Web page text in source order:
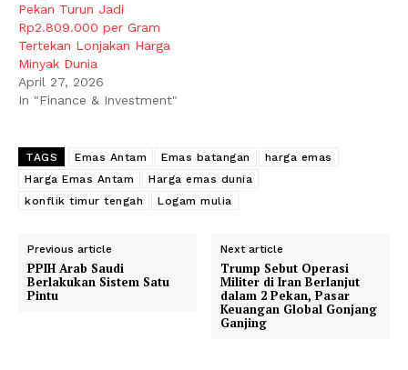
Pekan Turun Jadi
Rp2.809.000 per Gram
Tertekan Lonjakan Harga
Minyak Dunia
April 27, 2026
In "Finance & Investment"
TAGS Emas Antam Emas batangan
harga emas
Harga Emas Antam
Harga emas dunia
konflik timur tengah
Logam mulia
Previous article
PPIH Arab Saudi
Berlakukan Sistem Satu
Pintu
Next article
Trump Sebut Operasi
Militer di Iran Berlanjut
dalam 2 Pekan, Pasar
Keuangan Global Gonjang
Ganjing